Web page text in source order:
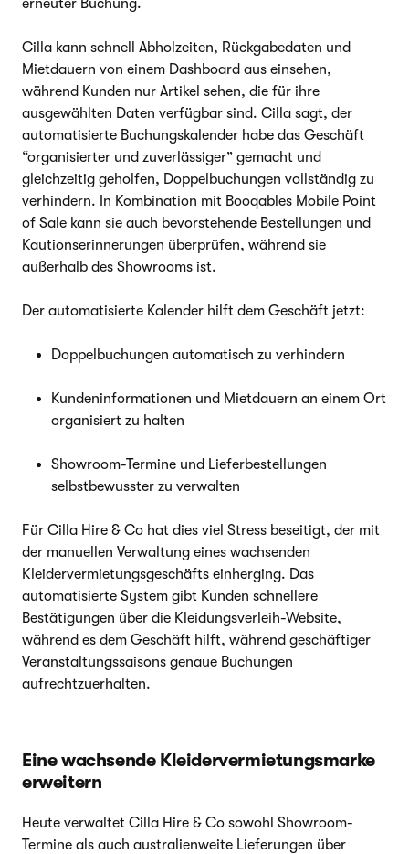
erneuter Buchung.
Cilla kann schnell Abholzeiten, Rückgabedaten und
Mietdauern von einem Dashboard aus einsehen,
während Kunden nur Artikel sehen, die für ihre
ausgewählten Daten verfügbar sind. Cilla sagt, der
automatisierte Buchungskalender habe das Geschäft
“organisierter und zuverlässiger” gemacht und
gleichzeitig geholfen, Doppelbuchungen vollständig zu
verhindern. In Kombination mit Booqables Mobile Point
of Sale kann sie auch bevorstehende Bestellungen und
Kautionserinnerungen überprüfen, während sie
außerhalb des Showrooms ist.
Der automatisierte Kalender hilft dem Geschäft jetzt:
Doppelbuchungen automatisch zu verhindern
Kundeninformationen und Mietdauern an einem Ort
organisiert zu halten
Showroom-Termine und Lieferbestellungen
selbstbewusster zu verwalten
Für Cilla Hire & Co hat dies viel Stress beseitigt, der mit
der manuellen Verwaltung eines wachsenden
Kleidervermietungsgeschäfts einherging. Das
automatisierte System gibt Kunden schnellere
Bestätigungen über die Kleidungsverleih-Website,
während es dem Geschäft hilft, während geschäftiger
Veranstaltungssaisons genaue Buchungen
aufrechtzuerhalten.
Eine wachsende Kleidervermietungsmarke
erweitern
Heute verwaltet Cilla Hire & Co sowohl Showroom-
Termine als auch australienweite Lieferungen über